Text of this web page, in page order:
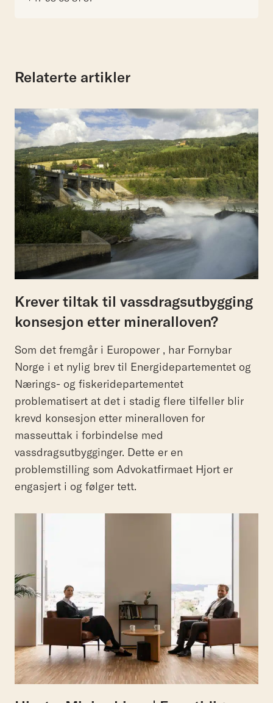
Relaterte artikler
Krever tiltak til vassdragsutbygging
konsesjon etter mineralloven?
Som det fremgår i Europower , har Fornybar
Norge i et nylig brev til Energidepartementet og
Nærings- og fiskeridepartementet
problematisert at det i stadig flere tilfeller blir
krevd konsesjon etter mineralloven for
masseuttak i forbindelse med
vassdragsutbygginger. Dette er en
problemstilling som Advokatfirmaet Hjort er
engasjert i og følger tett.